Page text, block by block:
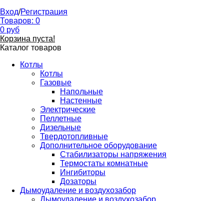
Вход/Регистрация
Товаров: 0
0 руб
Корзина пуста!
Каталог товаров
Котлы
Котлы
Газовые
Напольные
Настенные
Электрические
Пеллетные
Дизельные
Твердотопливные
Дополнительное оборудование
Стабилизаторы напряжения
Термостаты комнатные
Ингибиторы
Дозаторы
Дымоудаление и воздухозабор